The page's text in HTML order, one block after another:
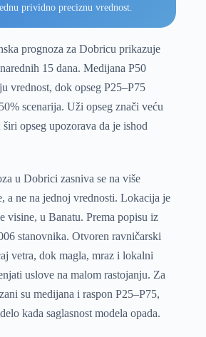
prividno preciznu vrednost.
prognoza za Dobricu prikazuje
15 dana. Medijana P50
vrednost, dok opseg P25–P75
scenarija. Uži opseg znači veću
širi opseg upozorava da je ishod
u Dobrici zasniva se na više
a ne na jednoj vrednosti. Lokacija je
visine, u Banatu. Prema popisu iz
stanovnika. Otvoren ravničarski
vetra, dok magla, mraz i lokalni
uslove na malom rastojanju. Za
su medijana i raspon P25–P75,
kada saglasnost modela opada.